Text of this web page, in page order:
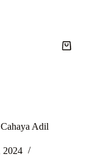
Adil
2024